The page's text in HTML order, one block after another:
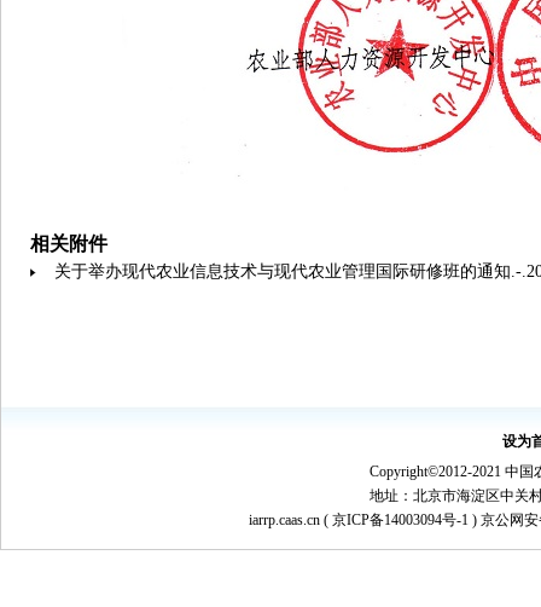
相关附件
关于举办现代农业信息技术与现代农业管理国际研修班的通知.-
设为
Copyright©2012-2021 中
地址：北京市海淀区中关
iarrp.caas.cn ( 京ICP备14003094号-1 ) 京公网